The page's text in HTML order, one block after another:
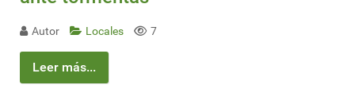
Autor Locales 7
Leer más...